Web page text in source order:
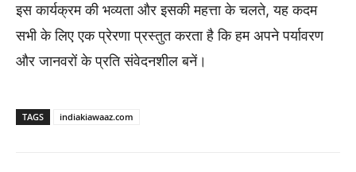
इस कार्यक्रम की भव्यता और इसकी महत्ता के चलते, यह कदम
सभी के लिए एक प्रेरणा प्रस्तुत करता है कि हम अपने पर्यावरण
और जानवरों के प्रति संवेदनशील बनें।
TAGS indiakiawaaz.com